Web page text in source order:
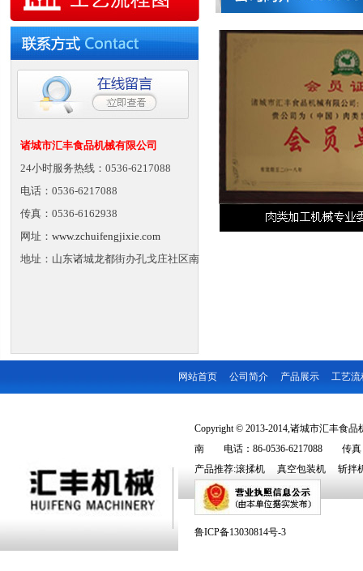
诸城市汇丰食品机械有限公司
24小时服务热线：0536-6217088
电话：0536-6217088
传真：0536-6162938
网址： www.zchuifengjixie.com
地址：山东诸城龙都街办孔戈庄社区南
网站首页 公司简介 产品展示 工艺流
Copyright © 2013-2014,诸城市汇丰食
南 电话：86-0536-6217088 传真：
产品推荐:滚揉机 真空包装机 斩拌
鲁ICP备13030814号-3